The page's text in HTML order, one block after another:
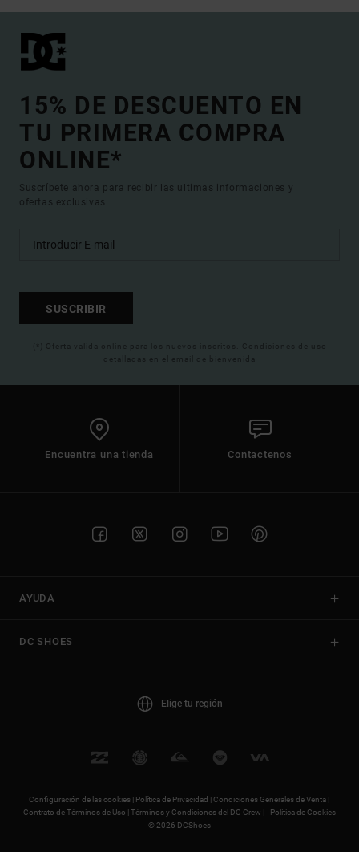
15% DE DESCUENTO EN
TU PRIMERA COMPRA
ONLINE*
Suscríbete ahora para recibir las ultimas informaciones y
ofertas exclusivas.
SUSCRIBIR
(*) Oferta valida online para los nuevos inscritos. Condiciones de uso
detalladas en el email de bienvenida
Encuentra una tienda Contactenos
AYUDA
DC SHOES
Elige tu región
Configuración de las cookies | Política de Privacidad |Condiciones Generales de Venta |
Contrato de Términos de Uso |Términos y Condiciones del DC Crew |
Política de Cookies
© 2026 DCShoes